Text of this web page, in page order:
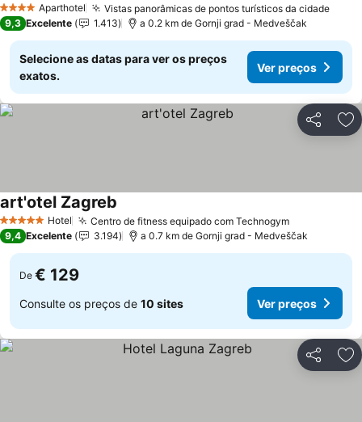
4 EstrelasAparthotel Vistas panorâmicas de pontos turísticos da cidade
9,3 Excelente 1.413 a 0.2 km de Gornji grad - Medveščak
Selecione as datas para ver os preços
exatos.
Ver preços
Partilhar
5 Estrelas Hotel Centro de fitness equipado com Technogym
art'otel Zagreb
9,4 Excelente 3.194 a 0.7 km de Gornji grad - Medveščak
De € 129
Consulte os preços de 10 sites Ver preços
Partilhar